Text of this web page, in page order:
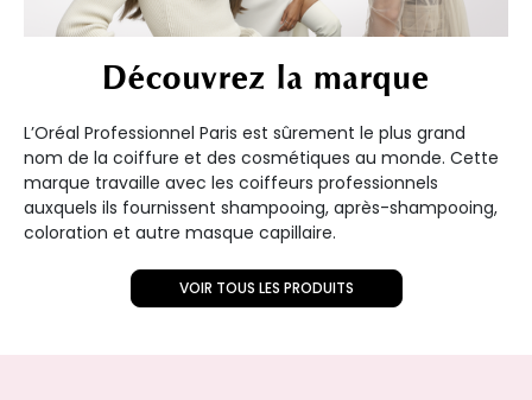
Découvrez la marque
L’Oréal Professionnel Paris est sûrement le plus grand
nom de la coiffure et des cosmétiques au monde. Cette
marque travaille avec les coiffeurs professionnels
auxquels ils fournissent shampooing, après-shampooing,
coloration et autre masque capillaire.
VOIR TOUS LES PRODUITS